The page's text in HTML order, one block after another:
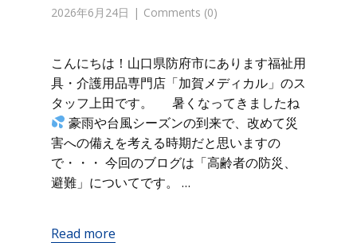
2026年6月24日 Comments (0)
こんにちは！山口県防府市にあります福祉用
具・介護用品専門店「加賀メディカル」のス
タッフ上田です。 暑くなってきましたね
豪雨や台風シーズンの到来で、改めて災
害への備えを考える時期だと思いますの
で・・・ 今回のブログは「高齢者の防災、
避難」についてです。 …
Read more